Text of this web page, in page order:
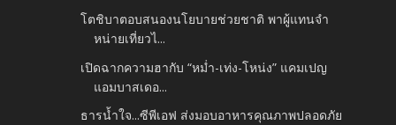
โตชิบาตอบสนองนโยบายช่วยชาติ พาผู้แทนจำ
หน่ายเที่ยวไ...
เปิดฉากความฮากับ “หม่ำ-เท่ง-โหน่ง” แคมเปญ
แอมบาสเดอ...
ธารน้ำใจ...ซีพีเอฟ ส่งมอบอาหารคุณภาพปลอดภัย